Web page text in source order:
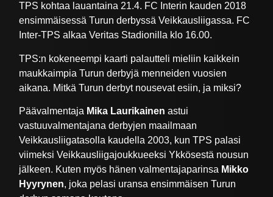
TPS kohtaa lauantaina 21.4. FC Interin kauden 2018
ensimmäisessä Turun derbyssä Veikkausliigassa. FC
Inter-TPS alkaa Veritas Stadionilla klo 16.00.
TPS:n kokeneempi kaarti palautteli mieliin kaikkein
maukkaimpia Turun derbyjä menneiden vuosien
aikana. Mitkä Turun derbyt nousevat esiin, ja miksi?
Päävalmentaja Mika Laurikainen astui
vastuuvalmentajana derbyjen maailmaan
Veikkausliigatasolla kaudella 2003, kun TPS palasi
viimeksi Veikkausliigajoukkueeksi Ykkösestä nousun
jälkeen. Kuten myös hänen valmentajaparinsa Mikko
Hyyrynen, joka pelasi uransa ensimmäisen Turun